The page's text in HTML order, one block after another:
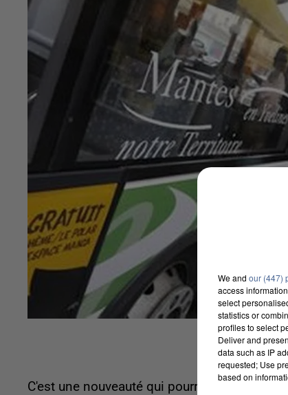
C'est une nouveauté qui pourrait changer la
We and our (447)
access
select
statistics or
profiles to select
Deliver and
data such as IP
requested; Use
based on